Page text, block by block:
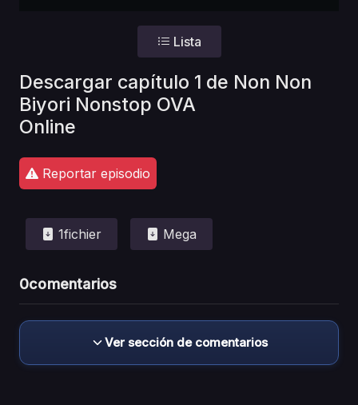
Lista
Descargar capítulo 1 de Non Non
Biyori Nonstop OVA
Online
Reportar episodio
1fichier Mega
0comentarios
Ver sección de comentarios